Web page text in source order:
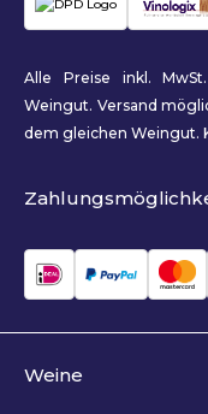
Alle Preise inkl.
Weingut. Versand
dem gleichen Weingut.
Weine